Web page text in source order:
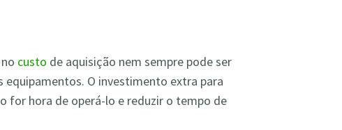
custo de aquisição nem sempre pode ser
equipamentos. O investimento extra para
for hora de operá-lo e reduzir o tempo de